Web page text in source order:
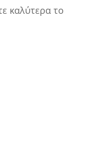
καλύτερα το